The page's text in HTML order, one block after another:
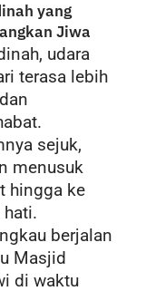
yang
Jiwa
udara
terasa lebih
sejuk,
menusuk
hingga ke
hati.
berjalan
Masjid
di waktu